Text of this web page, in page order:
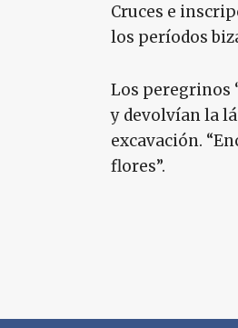
Cruces e
los períodos
Los peregrinos
y devolvían la
excavación.
flores”.